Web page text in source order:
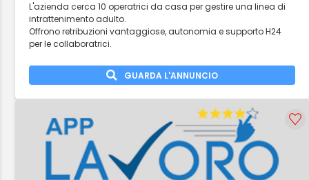
L'azienda cerca 10 operatrici da casa per gestire una linea di
intrattenimento adulto.
Offrono retribuzioni vantaggiose, autonomia e supporto H24
per le collaboratrici.
GUARDA L'ANNUNCIO